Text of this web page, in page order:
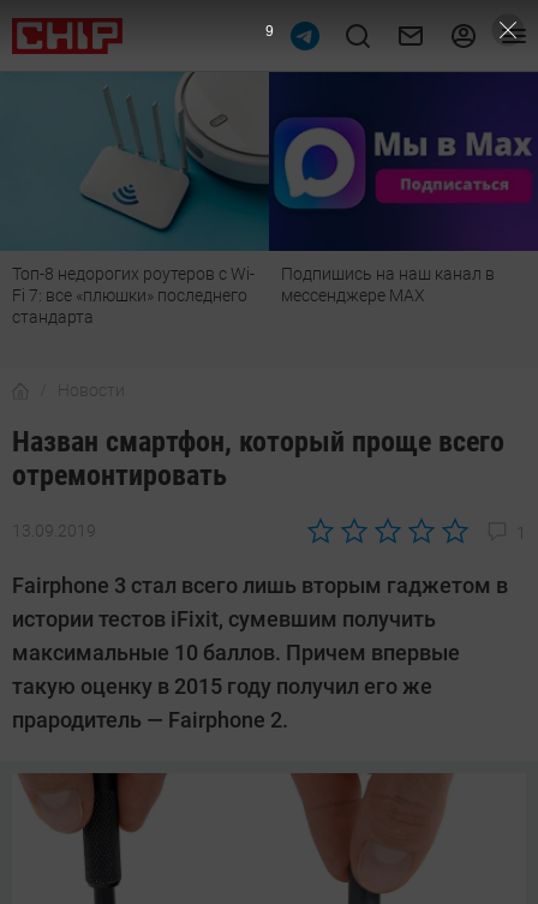
Топ-8 недорогих роутеров с Wi-
Fi 7: все «плюшки» последнего
стандарта
Подпишись на наш канал в
мессенджере МАХ
Новости
Назван смартфон, который проще всего
отремонтировать
13.09.2019
Автор:
Кошик
Fairphone 3 стал всего лишь вторым гаджетом в
истории тестов iFixit, сумевшим получить
максимальные 10 баллов. Причем впервые
такую оценку в 2015 году получил его же
прародитель — Fairphone 2.
8